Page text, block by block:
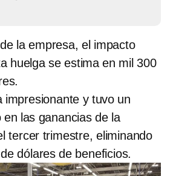
la empresa, el impacto
huelga se estima en mil 300
impresionante y tuvo un
las ganancias de la
tercer trimestre, eliminando
dólares de beneficios.